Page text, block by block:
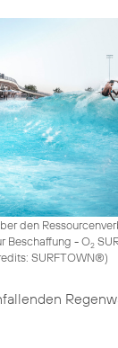
den
Beschaffung - O2
SURFTOWN®)